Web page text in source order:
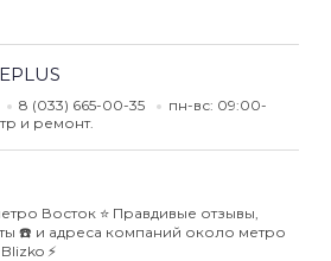
8 (033) 665-00-35
пн-вс: 09:00-
и ремонт.
Восток ⭐️ Правдивые отзывы,
☎️ и адреса компаний около метро
⚡️